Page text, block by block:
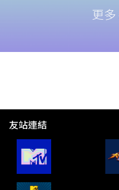
更多
友站連結